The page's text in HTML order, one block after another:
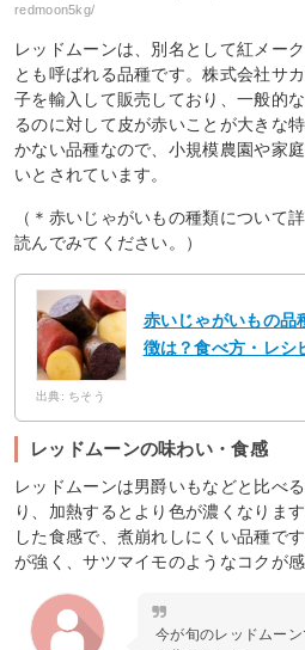
redmoon5kg/
レッドムーンは、別名として紅メー
とも呼ばれる品種です。株式会社サ
子を輸入して販売しており、一般的
るのに対して皮が赤いことが大きな
かない品種なので、小規模農園や家
いとされています。
（＊赤いじゃがいもの種類について
読んでみてください。）
赤いじゃがいもの品
徴は？食べ方・レシ
出典: ちそう
レッドムーンの味わい・食感
レッドムーンは男爵いもなどと比べ
り、加熱するとより色が濃くなりま
した食感で、煮崩れしにくい品種で
が強く、サツマイモのようなコクが感
今が旬のレッドムー